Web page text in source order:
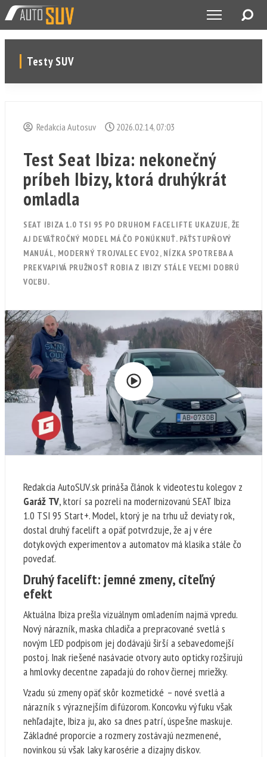
Testy SUV
Redakcia Autosuv 2026.02.14, 07:03
Test Seat Ibiza: nekonečný
príbeh Ibizy, ktorá druhýkrát
omladla
SEAT IBIZA 1.0 TSI 95 PO DRUHOM FACELIFTE UKAZUJE, ŽE
AJ DEVÄŤROČNÝ MODEL MÁ ČO PONÚKNUŤ. PÄŤSTUPŇOVÝ
MANUÁL, MODERNÝ TROJVALEC EVO2, NÍZKA SPOTREBA A
PREKVAPIVÁ PRUŽNOSŤ ROBIA Z IBIZY STÁLE VEĽMI DOBRÚ
VOĽBU.
Redakcia AutoSUV.sk prináša článok k videotestu kolegov z
Garáž TV, ktorí sa pozreli na modernizovanú SEAT Ibiza
1.0 TSI 95 Start+. Model, ktorý je na trhu už deviaty rok,
dostal druhý facelift a opäť potvrdzuje, že aj v ére
dotykových experimentov a automatov má klasika stále čo
povedať.
Druhý facelift: jemné zmeny, citeľný
efekt
Aktuálna Ibiza prešla vizuálnym omladením najmä vpredu.
Nový nárazník, maska chladiča a prepracované svetlá s
novým LED podpisom jej dodávajú širší a sebavedomejší
postoj. Inak riešené nasávacie otvory auto opticky rozširujú
a hmlovky decentne zapadajú do rohov čiernej mriežky.
Vzadu sú zmeny opäť skôr kozmetické – nové svetlá a
nárazník s výraznejším difúzorom. Koncovku výfuku však
nehľadajte, Ibiza ju, ako sa dnes patrí, úspešne maskuje.
Základné proporcie a rozmery zostávajú nezmenené,
novinkou sú však laky karosérie a dizajny diskov.